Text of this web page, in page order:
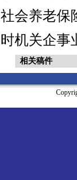
社会养老保
时机关企事
相关稿件